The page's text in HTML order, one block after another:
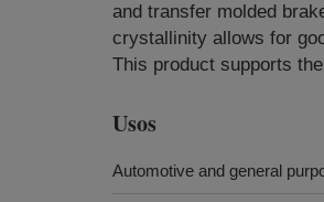
and transfer molded
crystallinity allows for
This product supports
Usos
Automotive and general